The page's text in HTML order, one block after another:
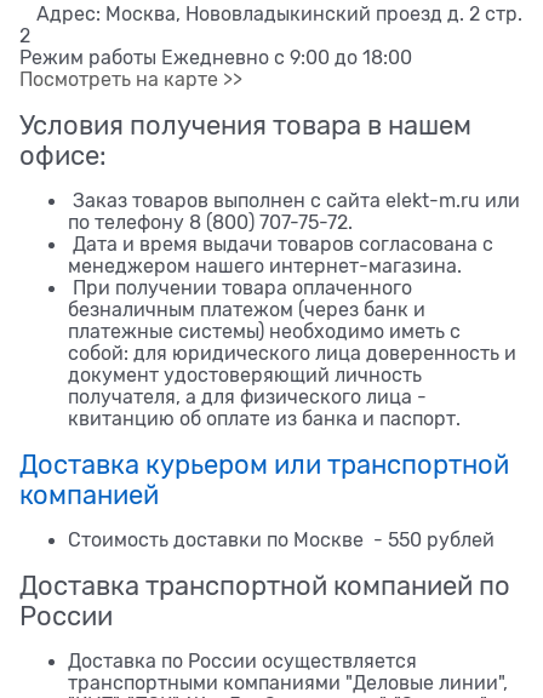
Адрес: Москва, Нововладыкинский проезд д. 2 стр.
2
Режим работы Ежедневно с 9:00 до 18:00
Посмотреть на карте >>
Условия получения товара в нашем
офисе:
Заказ товаров выполнен с сайта elekt-m.ru или
по телефону 8 (800) 707-75-72.
Дата и время выдачи товаров согласована с
менеджером нашего интернет-магазина.
При получении товара оплаченного
безналичным платежом (через банк и
платежные системы) необходимо иметь с
собой: для юридического лица доверенность и
документ удостоверяющий личность
получателя, а для физического лица -
квитанцию об оплате из банка и паспорт.
Доставка курьером или транспортной
компанией
Стоимость доставки по Москве - 550 рублей
Доставка транспортной компанией по
России
Доставка по России осуществляется
транспортными компаниями "Деловые линии",